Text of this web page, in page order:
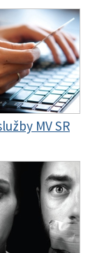
MV SR